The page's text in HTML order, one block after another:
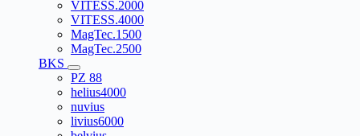
VITESS.2000
VITESS.4000
MagTec.1500
MagTec.2500
BKS
PZ 88
helius4000
nuvius
livius6000